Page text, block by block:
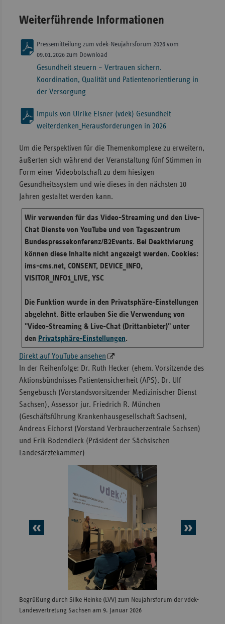
Weiterführende Informationen
Pressemitteilung zum vdek-Neujahrsforum 2026 vom
09.01.2026 zum Download
Gesundheit steuern – Vertrauen sichern.
Koordination, Qualität und Patientenorientierung in
der Versorgung
Impuls von Ulrike Elsner (vdek) Gesundheit
weiterdenken_Herausforderungen in 2026
Um die Perspektiven für die Themenkomplexe zu erweitern,
äußerten sich während der Veranstaltung fünf Stimmen in
Form einer Videobotschaft zu dem hiesigen
Gesundheitssystem und wie dieses in den nächsten 10
Jahren gestaltet werden kann.
Wir verwenden für das Video-Streaming und den Live-
Chat Dienste von YouTube und von Tageszentrum
Bundespressekonferenz/B2Events. Bei Deaktivierung
können diese Inhalte nicht angezeigt werden. Cookies:
ims-cms.net, CONSENT, DEVICE_INFO,
VISITOR_INFO1_LIVE, YSC
Die Funktion wurde in den Privatsphäre-Einstellungen
abgelehnt. Bitte erlauben Sie die Verwendung von
"Video-Streaming & Live-Chat (Drittanbieter)" unter
den Privatsphäre-Einstellungen.
Direkt auf YouTube ansehen
In der Reihenfolge: Dr. Ruth Hecker (ehem. Vorsitzende des
Aktionsbündnisses Patientensicherheit (APS), Dr. Ulf
Sengebusch (Vorstandsvorsitzender Medizinischer Dienst
Sachsen), Assessor jur. Friedrich R. München
(Geschäftsführung Krankenhausgesellschaft Sachsen),
Andreas Eichorst (Vorstand Verbraucherzentrale Sachsen)
und Erik Bodendieck (Präsident der Sächsischen
Landesärztekammer)
vorheriges
Element
Begrüßung durch Silke Heinke (LVV) zum Neujahrsforum der vdek-
Landesvertretung Sachsen am 9. Januar 2026